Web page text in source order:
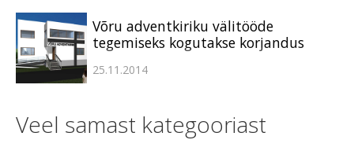
Võru adventkiriku välitööde
tegemiseks kogutakse korjandus
25.11.2014
Veel samast kategooriast